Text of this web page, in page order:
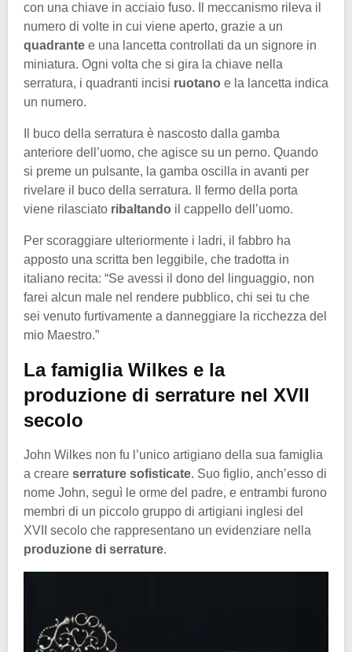
con una chiave in acciaio fuso. Il meccanismo rileva il
numero di volte in cui viene aperto, grazie a un
quadrante e una lancetta controllati da un signore in
miniatura. Ogni volta che si gira la chiave nella
serratura, i quadranti incisi ruotano e la lancetta indica
un numero.
Il buco della serratura è nascosto dalla gamba
anteriore dell’uomo, che agisce su un perno. Quando
si preme un pulsante, la gamba oscilla in avanti per
rivelare il buco della serratura. Il fermo della porta
viene rilasciato ribaltando il cappello dell’uomo.
Per scoraggiare ulteriormente i ladri, il fabbro ha
apposto una scritta ben leggibile, che tradotta in
italiano recita: “Se avessi il dono del linguaggio, non
farei alcun male nel rendere pubblico, chi sei tu che
sei venuto furtivamente a danneggiare la ricchezza del
mio Maestro.”
La famiglia Wilkes e la
produzione di serrature nel XVII
secolo
John Wilkes non fu l’unico artigiano della sua famiglia
a creare serrature sofisticate. Suo figlio, anch’esso di
nome John, seguì le orme del padre, e entrambi furono
membri di un piccolo gruppo di artigiani inglesi del
XVII secolo che rappresentano un evidenziare nella
produzione di serrature.